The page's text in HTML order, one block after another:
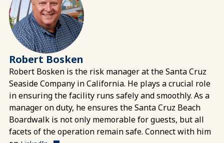
Robert Bosken
Robert Bosken is the risk manager at the Santa Cruz
Seaside Company in California. He plays a crucial role
in ensuring the facility runs safely and smoothly. As a
manager on duty, he ensures the Santa Cruz Beach
Boardwalk is not only memorable for guests, but all
facets of the operation remain safe. Connect with him